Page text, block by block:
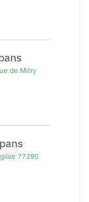
de Mitry
77290